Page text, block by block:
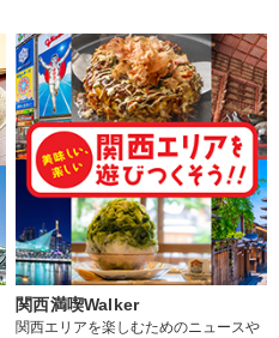
関西満喫Walker
関西エリアを楽しむためのニュースや